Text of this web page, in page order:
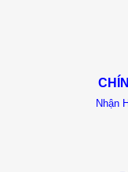
Nhận